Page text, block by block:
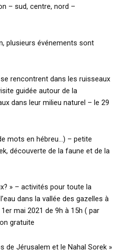
– sud, centre, nord –
plusieurs événements sont
rencontrent dans les ruisseaux
guidée autour de la
dans leur milieu naturel – le 29
mots en hébreu…) – petite
découverte de la faune et de la
» – activités pour toute la
dans la vallée des gazelles à
mai 2021 de 9h à 15h ( par
gratuite
de Jérusalem et le Nahal Sorek »